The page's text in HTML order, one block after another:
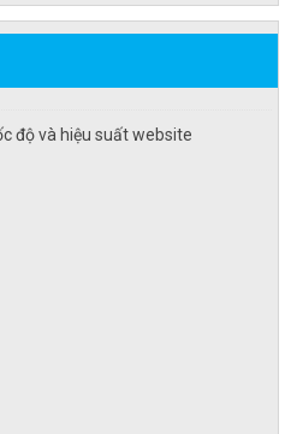
độ và hiệu suất website